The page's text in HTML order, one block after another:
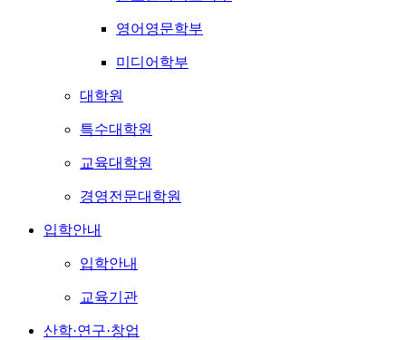
영어영문학부
미디어학부
대학원
특수대학원
교육대학원
경영전문대학원
입학안내
입학안내
교육기관
산학·연구·창업